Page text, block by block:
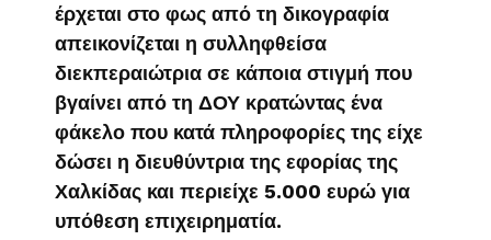
έρχεται στο φως από τη δικογραφία
απεικονίζεται η συλληφθείσα
διεκπεραιώτρια σε κάποια στιγμή που
βγαίνει από τη ΔΟΥ κρατώντας ένα
φάκελο που κατά πληροφορίες της είχε
δώσει η διευθύντρια της εφορίας της
Χαλκίδας και περιείχε 5.000 ευρώ για
υπόθεση επιχειρηματία.